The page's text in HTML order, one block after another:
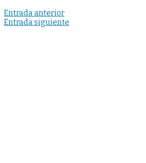
Entrada anterior
Entrada siguiente